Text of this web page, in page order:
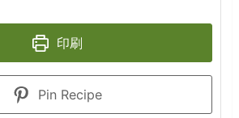
印刷
Pin Recipe